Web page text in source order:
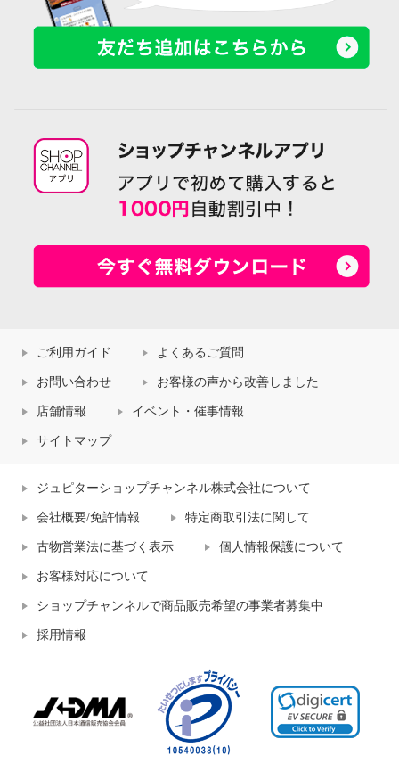
ご利用ガイド よくあるご質問
お問い合わせ お客様の声から改善しました
店舗情報 イベント・催事情報
サイトマップ
ジュピターショップチャンネル株式会社について
会社概要/免許情報 特定商取引法に関して
古物営業法に基づく表示 個人情報保護について
お客様対応について
ショップチャンネルで商品販売希望の事業者募集中
採用情報